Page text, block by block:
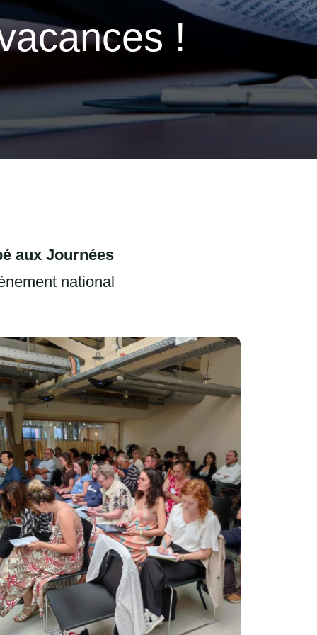
!
aux Journées
national